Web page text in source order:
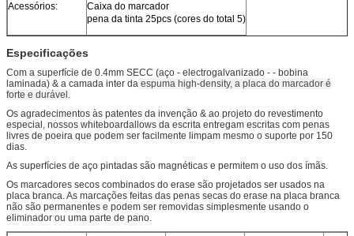
Acessórios:
Caixa do marcador
pena da tinta 25pcs (cores do total 5)
Especificações
Com a superfície de 0.4mm SECC (aço - electrogalvanizado - - bobina
laminada) & a camada inter da espuma high-density, a placa do marcador é
forte e durável.
Os agradecimentos às patentes da invenção & ao projeto do revestimento
especial, nossos whiteboardallows da escrita entregam escritas com penas
livres de poeira que podem ser facilmente limpam mesmo o suporte por 150
dias.
As superfícies de aço pintadas são magnéticas e permitem o uso dos ímãs.
Os marcadores secos combinados do erase são projetados ser usados na
placa branca. As marcações feitas das penas secas do erase na placa branca
não são permanentes e podem ser removidas simplesmente usando o
eliminador ou uma parte de pano.